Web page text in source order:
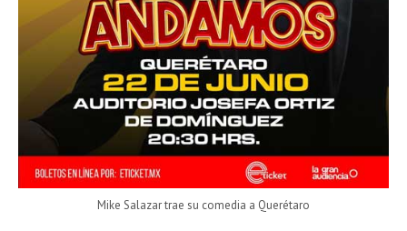
Mike Salazar trae su comedia a Querétaro